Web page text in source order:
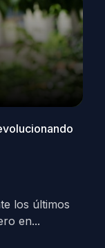
los últimos
en...